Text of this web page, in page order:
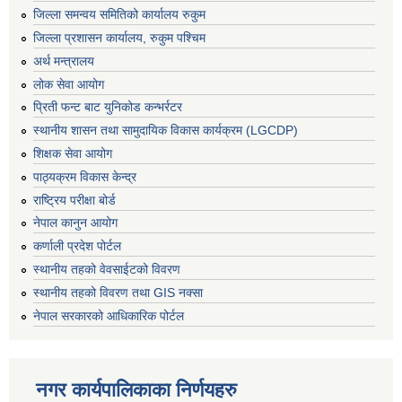
जिल्ला समन्वय समितिको कार्यालय रुकुम
जिल्ला प्रशासन कार्यालय, रुकुम पश्चिम
अर्थ मन्त्रालय
लोक सेवा आयोग
प्रिती फन्ट बाट युनिकोड कन्भर्रटर
स्थानीय शासन तथा सामुदायिक विकास कार्यक्रम (LGCDP)
शिक्षक सेवा आयोग
पाठ्यक्रम विकास केन्द्र
राष्ट्रिय परीक्षा बोर्ड
नेपाल कानुन आयोग
कर्णाली प्रदेश पोर्टल
स्थानीय तहको वेवसाईटको विवरण
स्थानीय तहको विवरण तथा GIS नक्सा
नेपाल सरकारको आधिकारिक पोर्टल
नगर कार्यपालिकाका निर्णयहरु